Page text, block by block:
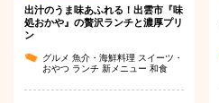
出汁のうま味あふれる！出雲市『味
処おかや』の贅沢ランチと濃厚プリ
ン
グルメ 魚介・海鮮料理 スイーツ・
おやつ ランチ 新メニュー 和食